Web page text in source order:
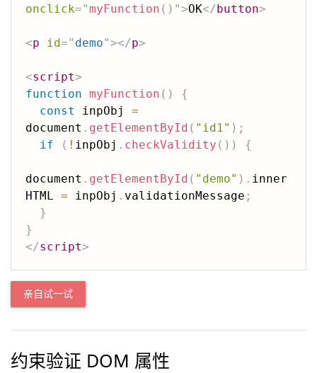
onclick="myFunction ( ) ">OK</button>
<p id=" demo"></p>
<script>
function myFunction ( )
{
const
inpObj =
document . getElementById ( "id1" ) ;
if
( ! inpObj . checkValidity ( ) ) {
document . getElementById ( "demo" ) . inner
HTML = inpObj . validationMessage ;
}
}
</script>
亲自试一试
约束验证 DOM 属性